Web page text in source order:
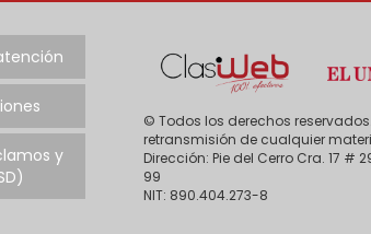
y
© Todos los derechos
retransmisión de cualquier
Dirección: Pie del Cerro Cra. 17 #
99
NIT: 890.404.273-8